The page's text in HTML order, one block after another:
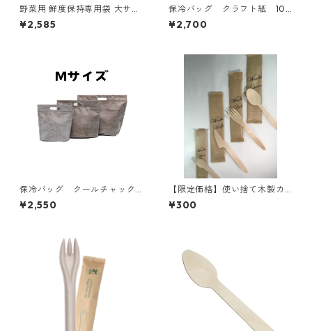
野菜用 鮮度保持専用袋 大サイ
ズ 200枚x5個
¥2,585
保冷バッグ クラフト紙 10
枚入り W350×H295×底マチ
60+60mm
¥2,700
保冷バッグ クールチャック
ブラウン Mサイズ 10枚入
り W350×295×底マチ60+6
¥2,550
【限定価格】使い捨て木製カ
トラリー 4点セット
¥300